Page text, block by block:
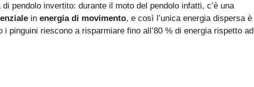
di pendolo invertito: durante il moto del pendolo infatti, c’è una
in energia di movimento, e così l’unica energia dispersa è
pinguini riescono a risparmiare fino all’80 % di energia rispetto ad